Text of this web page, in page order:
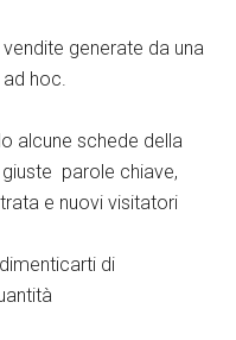
generate da una
hoc.
alcune schede della
parole chiave,
e nuovi visitatori
di